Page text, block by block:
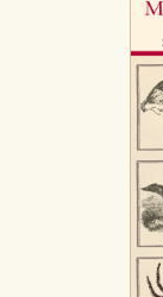
Estas
nuestro
áreas de
Cookies
Estas
de
nuestro
servicios
vez que
tanto, es
Cookies